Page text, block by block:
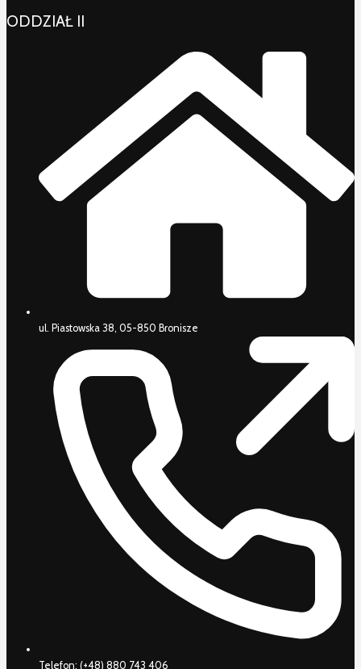
ODDZIAŁ II
ul. Piastowska 38, 05-850 Bronisze
Telefon: (+48) 880 743 406